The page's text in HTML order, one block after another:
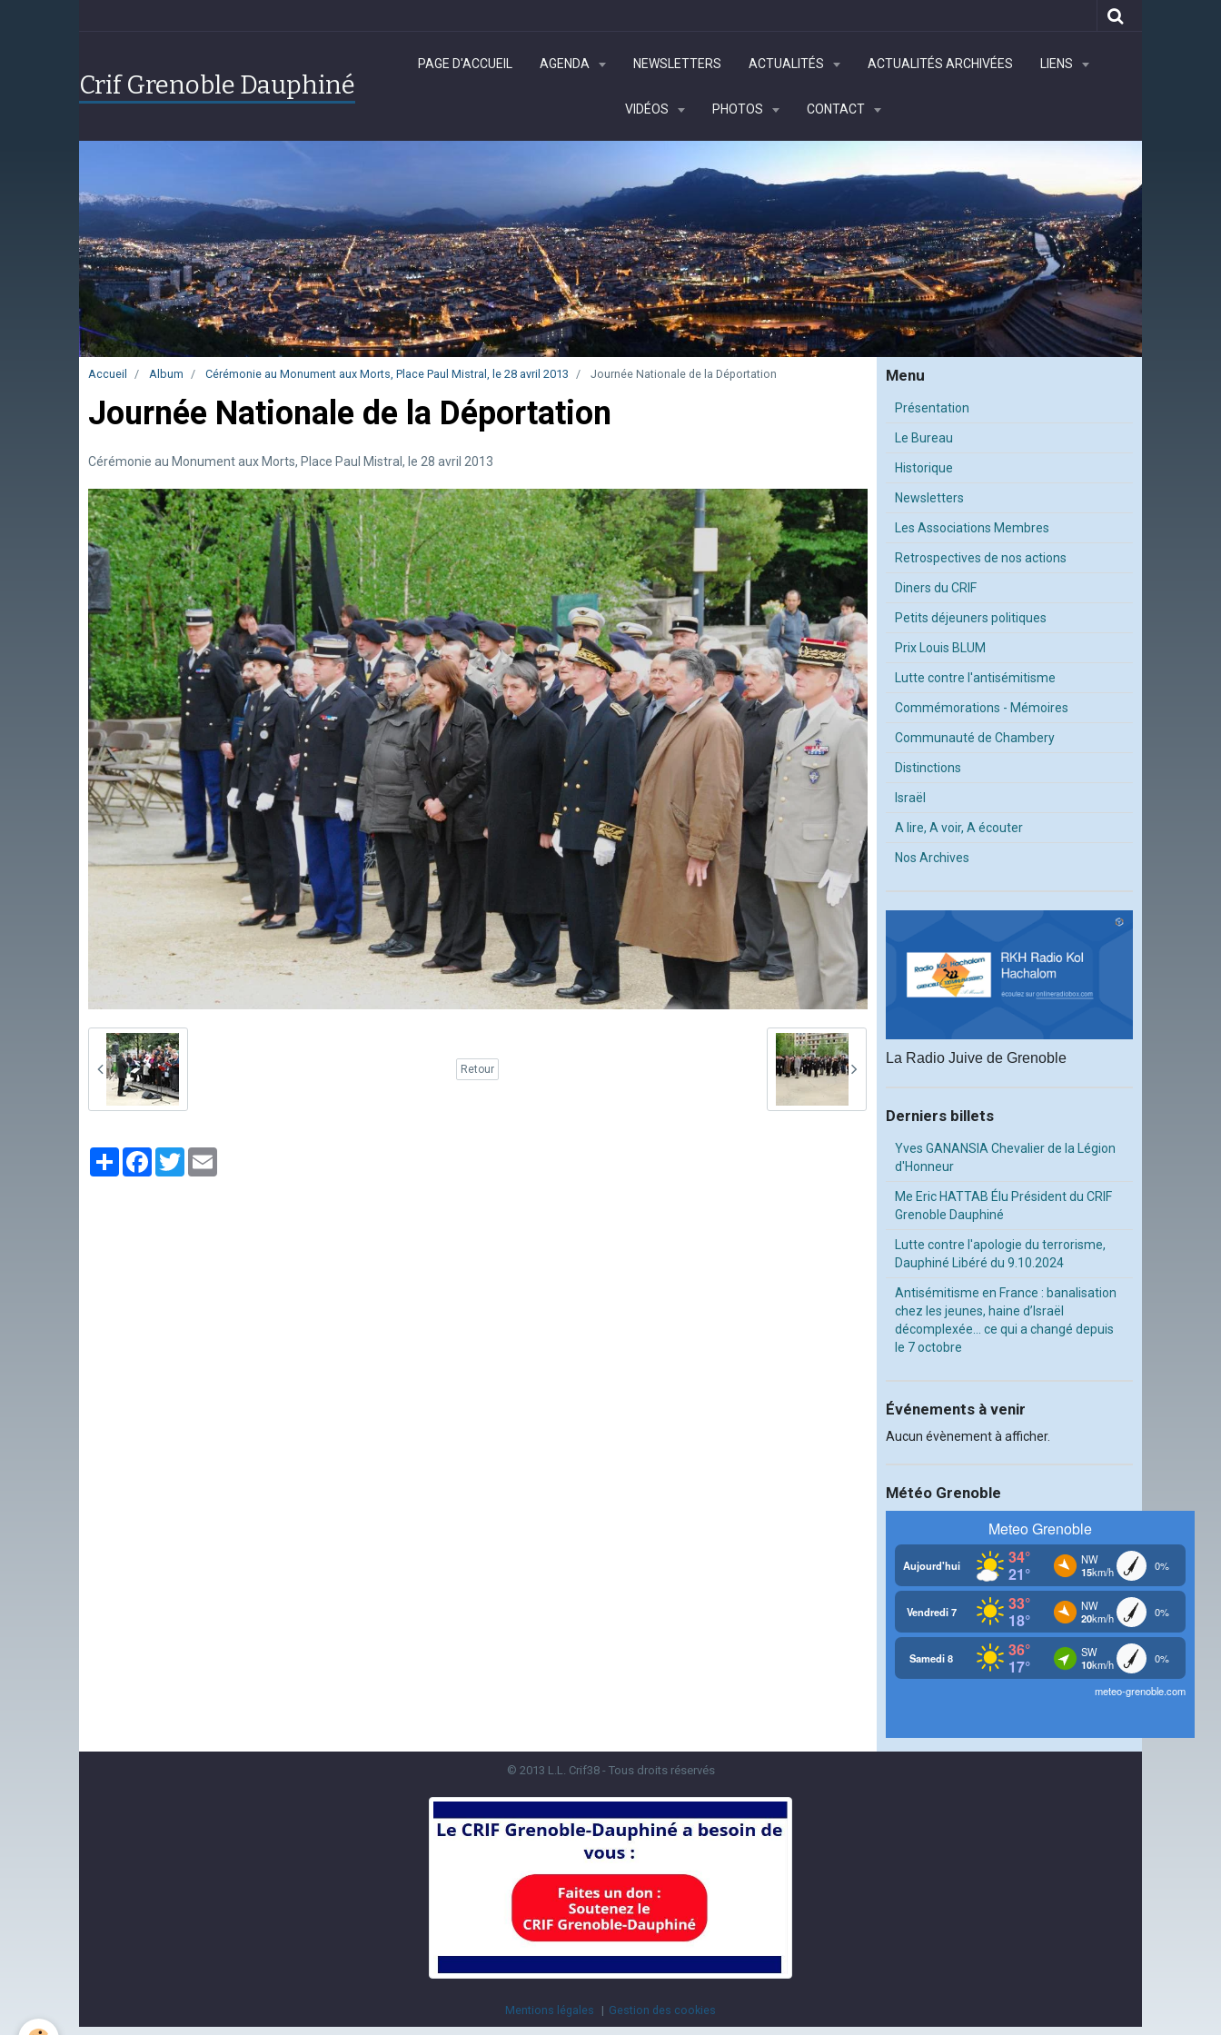
Crif Grenoble Dauphiné
PAGE D'ACCUEIL AGENDA NEWSLETTERS ACTUALITÉS ACTUALITÉS ARCHIVÉES LIENS
VIDÉOS PHOTOS CONTACT
Accueil Album Cérémonie au Monument aux Morts, Place Paul Mistral, le 28 avril 2013 Journée Nationale de la Déportation
Journée Nationale de la Déportation
Cérémonie au Monument aux Morts, Place Paul Mistral, le 28 avril 2013
Retour
PartagerFacebook
Twitter
Menu
Présentation
Le Bureau
Historique
Newsletters
Les Associations Membres
Retrospectives de nos actions
Diners du CRIF
Petits déjeuners politiques
Prix Louis BLUM
Lutte contre l'antisémitisme
Commémorations - Mémoires
Communauté de Chambery
Distinctions
Israël
A lire, A voir, A écouter
Nos Archives
La Radio Juive de Grenoble
Derniers billets
Yves GANANSIA Chevalier de la Légion
d'Honneur
Me Eric HATTAB Élu Président du CRIF
Grenoble Dauphiné
Lutte contre l'apologie du terrorisme,
Dauphiné Libéré du 9.10.2024
Antisémitisme en France : banalisation
chez les jeunes, haine d’Israël
décomplexée… ce qui a changé depuis
le 7 octobre
Événements à venir
Aucun évènement à afficher.
Météo Grenoble
© 2013 L.L. Crif38 - Tous droits réservés
Mentions légales Gestion des cookies